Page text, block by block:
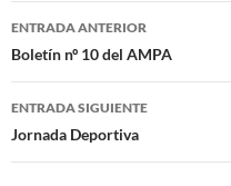
Navegación
de
entradas
ENTRADA ANTERIOR
Boletín nº 10 del AMPA
ENTRADA SIGUIENTE
Jornada Deportiva